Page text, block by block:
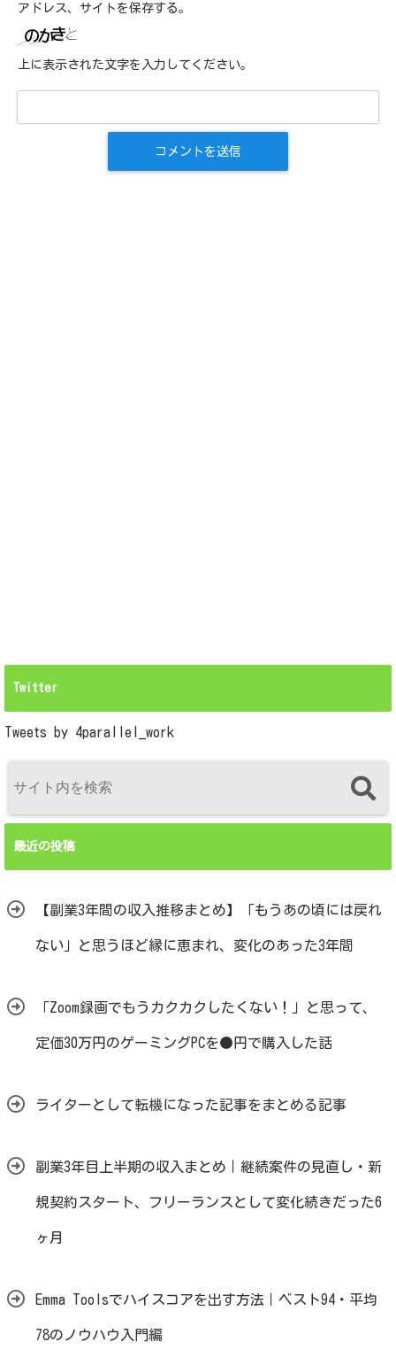
アドレス、サイトを保存する。
上に表示された文字を入力してください。
Twitter
Tweets by 4parallel_work
最近の投稿
【副業3年間の収入推移まとめ】「もうあの頃には戻れ
ない」と思うほど縁に恵まれ、変化のあった3年間
「Zoom録画でもうカクカクしたくない！」と思って、
定価30万円のゲーミングPCを●円で購入した話
ライターとして転機になった記事をまとめる記事
副業3年目上半期の収入まとめ｜継続案件の見直し・新
規契約スタート、フリーランスとして変化続きだった6
ヶ月
Emma Toolsでハイスコアを出す方法｜ベスト94・平均
78のノウハウ入門編